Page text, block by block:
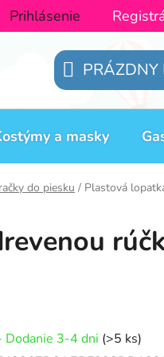
Prihlásenie
NÁKUPNÝ
KOŠÍK
PRÁZDNY
a masky
do piesku / Plastová
Dodanie 3-4 dni (>5 ks)